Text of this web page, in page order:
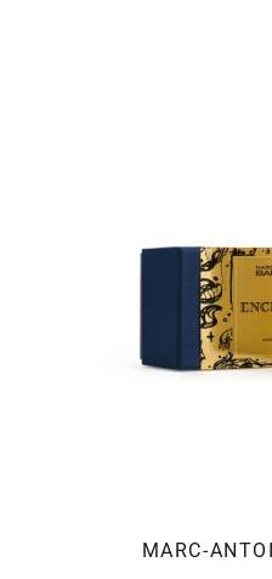
MARC-